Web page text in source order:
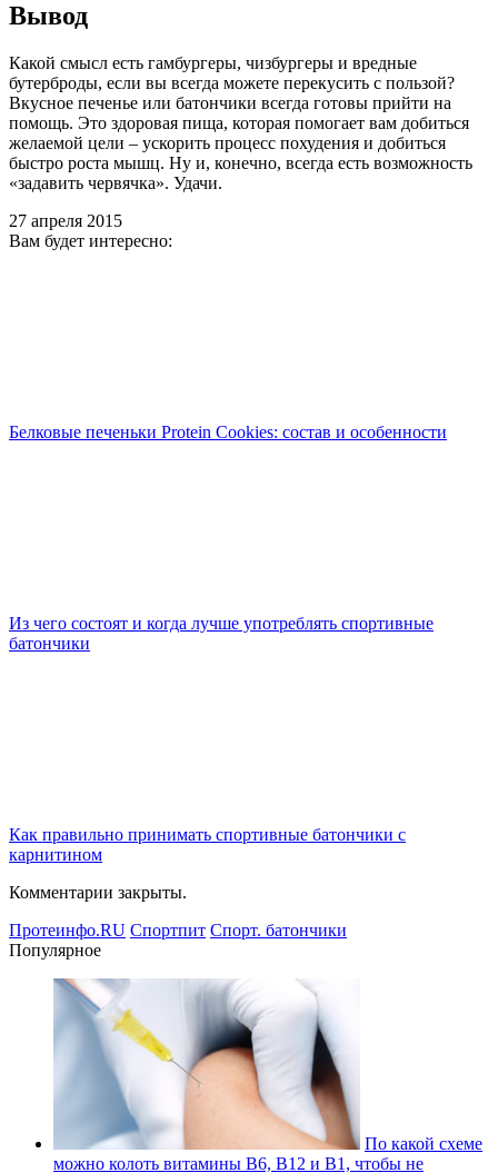
Вывод
Какой смысл есть гамбургеры, чизбургеры и вредные
бутерброды, если вы всегда можете перекусить с пользой?
Вкусное печенье или батончики всегда готовы прийти на
помощь. Это здоровая пища, которая помогает вам добиться
желаемой цели – ускорить процесс похудения и добиться
быстро роста мышц. Ну и, конечно, всегда есть возможность
«задавить червячка». Удачи.
27 апреля 2015
Вам будет интересно:
Белковые печеньки Protein Cookies: состав и особенности
Из чего состоят и когда лучше употреблять спортивные
батончики
Как правильно принимать спортивные батончики с
карнитином
Комментарии закрыты.
Протеинфо.RU Спортпит Спорт. батончики
Популярное
По какой схеме
можно колоть витамины В6, В12 и В1, чтобы не